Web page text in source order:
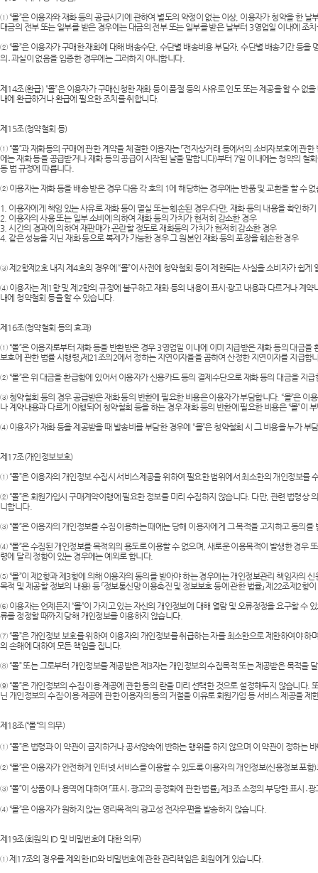
① “몰”은 이용자와 재화 등의 공급시기에 관하여 별도의 약정이 없는 이상, 이용자가 청약을 한
대금의 전부 또는 일부를 받은 경우에는 대금의 전부 또는 일부를 받은 날부터 3영업일 이내에 조
② “몰”은 이용자가 구매한 재화에 대해 배송수단, 수단별 배송비용 부담자, 수단별 배송기간 등을
의․과실이 없음을 입증한 경우에는 그러하지 아니합니다.
제14조(환급) “몰”은 이용자가 구매신청한 재화 등이 품절 등의 사유로 인도 또는 제공을 할 수
내에 환급하거나 환급에 필요한 조치를 취합니다.
제15조(청약철회 등)
① “몰”과 재화등의 구매에 관한 계약을 체결한 이용자는 「전자상거래 등에서의 소비자보호에 관
에는 재화 등을 공급받거나 재화 등의 공급이 시작된 날을 말합니다)부터 7일 이내에는 청약의 철
동 법 규정에 따릅니다.
② 이용자는 재화 등을 배송 받은 경우 다음 각 호의 1에 해당하는 경우에는 반품 및 교환을 할 수
1. 이용자에게 책임 있는 사유로 재화 등이 멸실 또는 훼손된 경우(다만, 재화 등의 내용을 확인하
2. 이용자의 사용 또는 일부 소비에 의하여 재화 등의 가치가 현저히 감소한 경우
3. 시간의 경과에 의하여 재판매가 곤란할 정도로 재화등의 가치가 현저히 감소한 경우
4. 같은 성능을 지닌 재화 등으로 복제가 가능한 경우 그 원본인 재화 등의 포장을 훼손한 경우
③ 제2항제2호 내지 제4호의 경우에 “몰”이 사전에 청약철회 등이 제한되는 사실을 소비자가 쉽
④ 이용자는 제1항 및 제2항의 규정에 불구하고 재화 등의 내용이 표시·광고 내용과 다르거나 계
내에 청약철회 등을 할 수 있습니다.
제16조(청약철회 등의 효과)
① “몰”은 이용자로부터 재화 등을 반환받은 경우 3영업일 이내에 이미 지급받은 재화 등의 대금을
보호에 관한 법률 시행령」제21조의2에서 정하는 지연이자율을 곱하여 산정한 지연이자를 지급합
② “몰”은 위 대금을 환급함에 있어서 이용자가 신용카드 등의 결제수단으로 재화 등의 대금을 지
③ 청약철회 등의 경우 공급받은 재화 등의 반환에 필요한 비용은 이용자가 부담합니다. “몰”은
나 계약내용과 다르게 이행되어 청약철회 등을 하는 경우 재화 등의 반환에 필요한 비용은 “몰”이
④ 이용자가 재화 등을 제공받을 때 발송비를 부담한 경우에 “몰”은 청약철회 시 그 비용을 누가 부
제17조(개인정보보호)
① “몰”은 이용자의 개인정보 수집시 서비스제공을 위하여 필요한 범위에서 최소한의 개인정보를
② “몰”은 회원가입시 구매계약이행에 필요한 정보를 미리 수집하지 않습니다. 다만, 관련 법령상
니합니다.
③ “몰”은 이용자의 개인정보를 수집·이용하는 때에는 당해 이용자에게 그 목적을 고지하고 동의를
④ “몰”은 수집된 개인정보를 목적외의 용도로 이용할 수 없으며, 새로운 이용목적이 발생한 경우
령에 달리 정함이 있는 경우에는 예외로 합니다.
⑤ “몰”이 제2항과 제3항에 의해 이용자의 동의를 받아야 하는 경우에는 개인정보관리 책임자의
목적 및 제공할 정보의 내용) 등 「정보통신망 이용촉진 및 정보보호 등에 관한 법률」 제22조제2
⑥ 이용자는 언제든지 “몰”이 가지고 있는 자신의 개인정보에 대해 열람 및 오류정정을 요구할 수
류를 정정할 때까지 당해 개인정보를 이용하지 않습니다.
⑦ “몰”은 개인정보 보호를 위하여 이용자의 개인정보를 취급하는 자를 최소한으로 제한하여야
의 손해에 대하여 모든 책임을 집니다.
⑧ “몰” 또는 그로부터 개인정보를 제공받은 제3자는 개인정보의 수집목적 또는 제공받은 목적을
⑨ “몰”은 개인정보의 수집·이용·제공에 관한 동의 란을 미리 선택한 것으로 설정해두지 않습니다
닌 개인정보의 수집·이용·제공에 관한 이용자의 동의 거절을 이유로 회원가입 등 서비스 제공을 제
제18조(“몰“의 의무)
① “몰”은 법령과 이 약관이 금지하거나 공서양속에 반하는 행위를 하지 않으며 이 약관이 정하는
② “몰”은 이용자가 안전하게 인터넷 서비스를 이용할 수 있도록 이용자의 개인정보(신용정보 포
③ “몰”이 상품이나 용역에 대하여 「표시․광고의 공정화에 관한 법률」 제3조 소정의 부당한 표시
④ “몰”은 이용자가 원하지 않는 영리목적의 광고성 전자우편을 발송하지 않습니다.
제19조(회원의 ID 및 비밀번호에 대한 의무)
① 제17조의 경우를 제외한 ID와 비밀번호에 관한 관리책임은 회원에게 있습니다.